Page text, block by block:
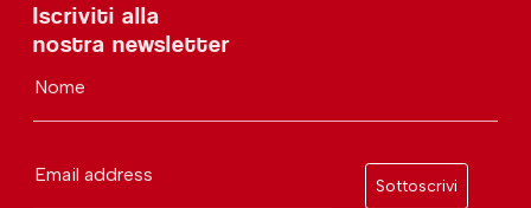
Iscriviti alla
nostra newsletter
Nome
Email address
Sottoscrivi